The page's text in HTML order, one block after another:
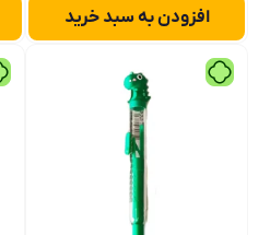
افزودن به سبد خرید